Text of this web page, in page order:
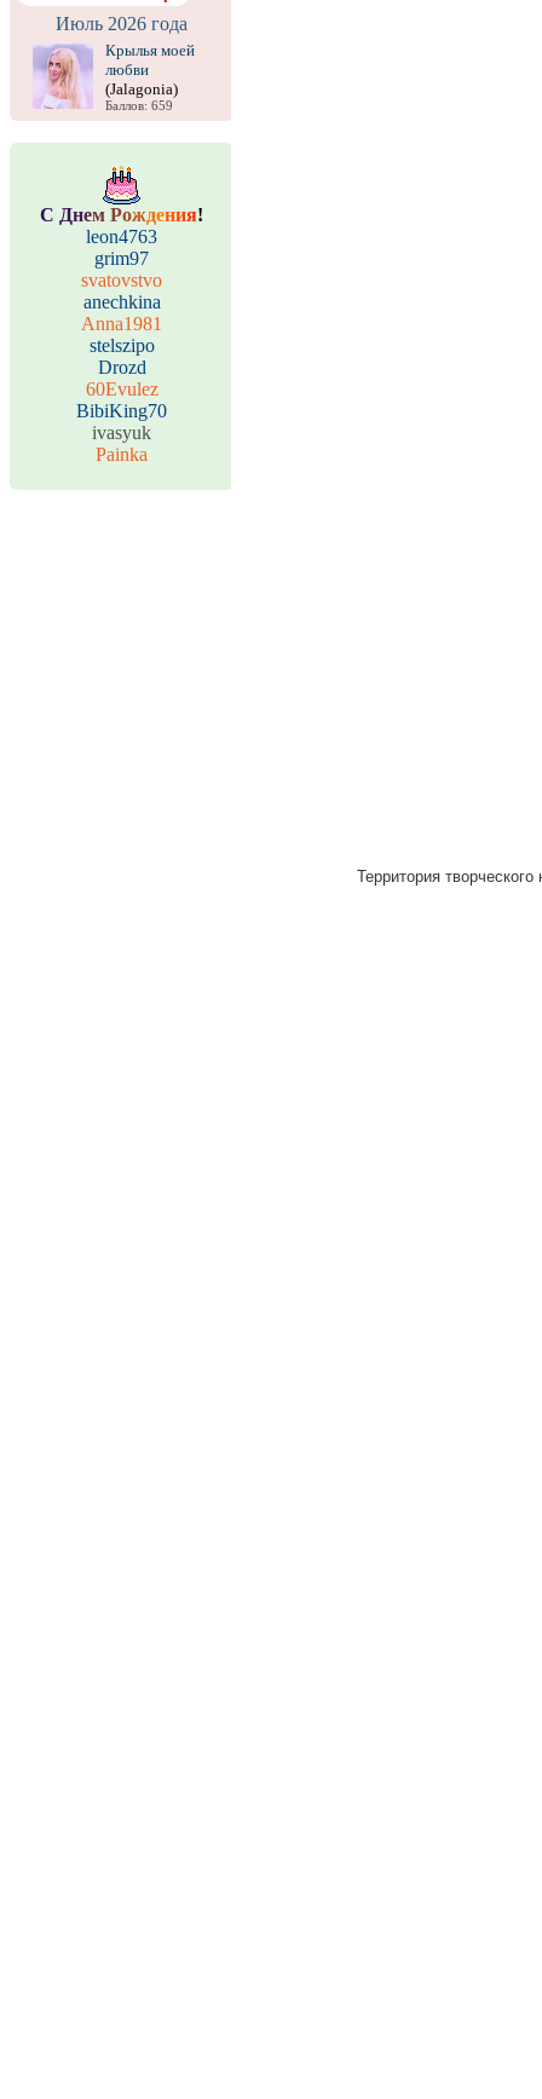
Июль 2026 года
Крылья моей
любви
(Jalagonia)
Баллов: 659
С Днем Рождения!
leon4763
grim97
svatovstvo
anechkina
Anna1981
stelszipo
Drozd
60Evulez
BibiKing70
ivasyuk
Painka
Территория